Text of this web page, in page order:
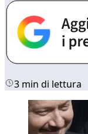
3 min di lettura